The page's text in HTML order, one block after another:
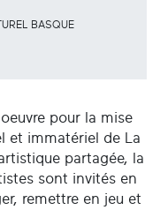
BASQUE
pour la mise
et immatériel de La
partagée, la
sont invités en
remettre en jeu et